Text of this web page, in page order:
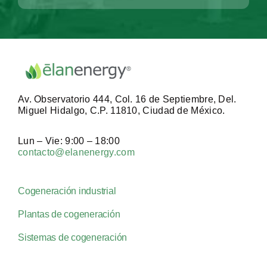
Av. Observatorio 444, Col. 16 de Septiembre, Del.
Miguel Hidalgo, C.P. 11810, Ciudad de México.
Lun – Vie: 9:00 – 18:00
contacto@elanenergy.com
Cogeneración industrial
Plantas de cogeneración
Sistemas de cogeneración